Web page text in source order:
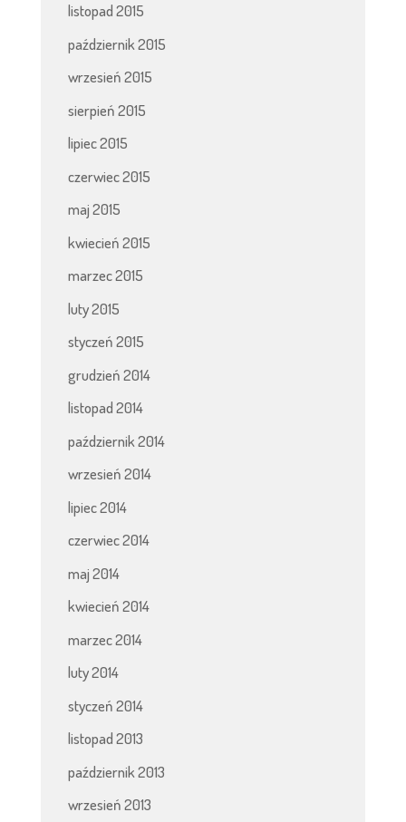
listopad 2015
październik 2015
wrzesień 2015
sierpień 2015
lipiec 2015
czerwiec 2015
maj 2015
kwiecień 2015
marzec 2015
luty 2015
styczeń 2015
grudzień 2014
listopad 2014
październik 2014
wrzesień 2014
lipiec 2014
czerwiec 2014
maj 2014
kwiecień 2014
marzec 2014
luty 2014
styczeń 2014
listopad 2013
październik 2013
wrzesień 2013